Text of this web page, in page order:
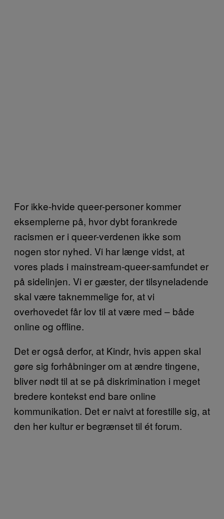
For ikke-hvide queer-personer kommer
eksemplerne på, hvor dybt forankrede
racismen er i queer-verdenen ikke som
nogen stor nyhed. Vi har længe vidst, at
vores plads i mainstream-queer-samfundet er
på sidelinjen. Vi er gæster, der tilsyneladende
skal være taknemmelige for, at vi
overhovedet får lov til at være med – både
online og offline.
Det er også derfor, at Kindr, hvis appen skal
gøre sig forhåbninger om at ændre tingene,
bliver nødt til at se på diskrimination i meget
bredere kontekst end bare online
kommunikation. Det er naivt at forestille sig, at
den her kultur er begrænset til ét forum.